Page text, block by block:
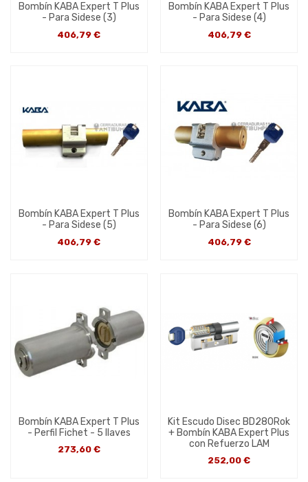
Bombín KABA Expert T Plus
- Para Sidese (3)
406,79 €
Bombín KABA Expert T Plus
- Para Sidese (4)
406,79 €
Bombín KABA Expert T Plus
- Para Sidese (5)
406,79 €
Bombín KABA Expert T Plus
- Para Sidese (6)
406,79 €
Bombín KABA Expert T Plus
- Perfil Fichet - 5 llaves
273,60 €
Kit Escudo Disec BD280Rok
+ Bombín KABA Expert Plus
con Refuerzo LAM
252,00 €